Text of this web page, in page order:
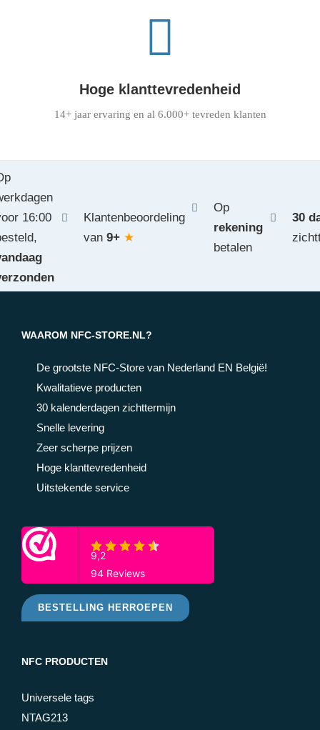
Hoge klanttevredenheid
14+ jaar ervaring en al 6.000+ tevreden klanten
16:00
Klantenbeoordeling
van 9+ ★
Op
rekening
betalen
30
WAAROM NFC-STORE.NL?
De grootste NFC-Store van Nederland EN België!
Kwalitatieve producten
30 kalenderdagen zichttermijn
Snelle levering
Zeer scherpe prijzen
Hoge klanttevredenheid
Uitstekende service
BESTELLING HERROEPEN
NFC PRODUCTEN
Universele tags
NTAG213